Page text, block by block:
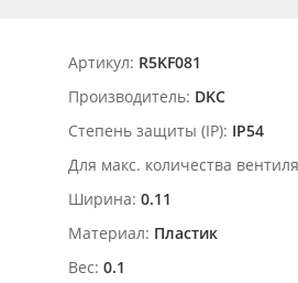
Артикул: R5KF081
Производитель: DKC
Степень защиты (IP): IP54
Для макс. количества
Ширина: 0.11
Материал: Пластик
Вес: 0.1